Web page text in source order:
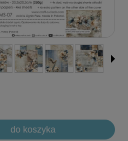
do koszyka